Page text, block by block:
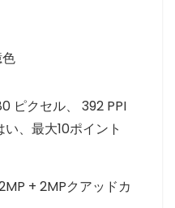
ピクセル、 392 PPI
、最大10ポイント
+ 2MPクアッドカ